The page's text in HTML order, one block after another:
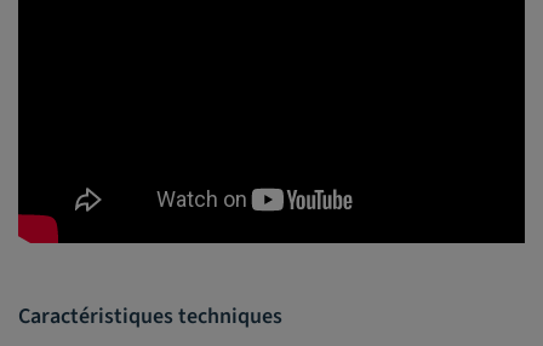
Caractéristiques techniques